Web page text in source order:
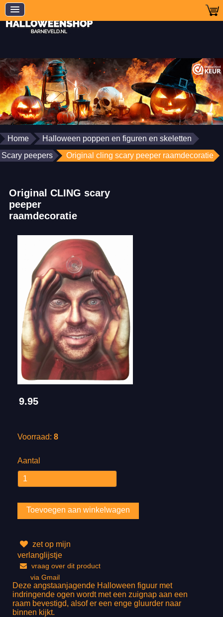
Home
Halloween poppen en figuren en skeletten
Scary peepers
Original cling scary peeper raamdecoratie
Original CLING scary
peeper
raamdecoratie
9.95
Voorraad: 8
Aantal
zet op mijn
verlanglijstje
vraag over dit product
via Gmail
Deze angstaanjagende Halloween figuur met
indringende ogen wordt met een zuignap aan een
raam bevestigd, alsof er een enge gluurder naar
binnen kijkt.